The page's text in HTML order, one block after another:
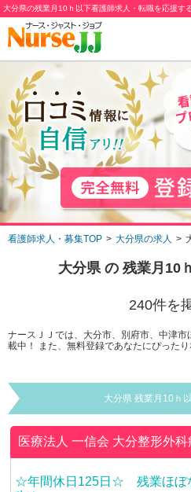
大分県の残業月10ｈ以下看護師求人・転職を応援す
看護師求人・募集TOP 大分県の求人
大分県の 残業月10
240件を
ナースＪＪでは、大分市、別府市、中津
載中！ また、無料登録であなたにぴった
大分県 残業月10ｈ
医療法人 一信会 大分整形外科
☆年間休日125日☆ 残業ほぼ